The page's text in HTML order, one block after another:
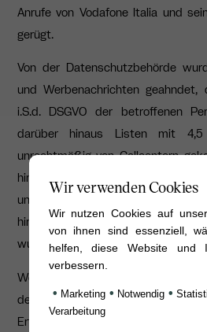
Anrufe von Vodafone Italia und
gerügt.
Von der Datenschutzbehörde
und Werbenachrichten geahndet,
i.S.d. DSGVO der betroffenen
darüber hinaus Listen mit 4,5
unrechtmäßig von Callcentern
hinaus wurden Mängel bei den
und organisatorischen
hinsichtlich der Einhaltung der
wurde Defizite konstatiert.
Weitere Verstöße wurden von
der Erfüllung der Betroffenenrechte
Erfüllung von Meldepflichten im
Wir verwenden Cookies
Wir nutzen Cookies auf
von ihnen sind essenziell,
helfen, diese Website und
verbessern.
• Marketing • Notwendig •
Verarbeitung